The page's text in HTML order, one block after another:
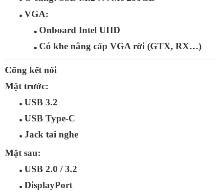
VGA:
Onboard Intel UHD
Có khe nâng cấp VGA rời (GTX, RX…)
Cổng kết nối
Mặt trước:
USB 3.2
USB Type‑C
Jack tai nghe
Mặt sau:
USB 2.0 / 3.2
DisplayPort